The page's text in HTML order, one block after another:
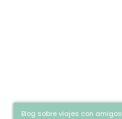
Blog sobre viajes con amigos